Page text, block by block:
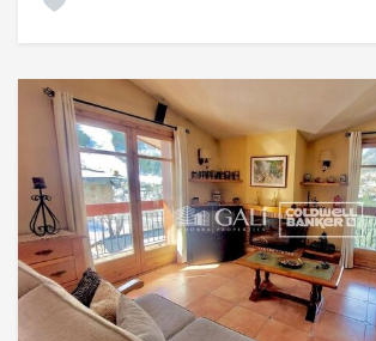
apartamento en edificio en perfecto estado
independiente equipada con horno,
campana. Con muchos armarios para
almacenamiento. Con zona separada para
lavadora/secadora. ~- 1 habitación doble
habitaciones individuales, todas con
empotrados. ~- 2 Baños completos, ambos
Salón y habitación principal muy luminosos
oeste. ~~Calefacción a gasoil con
cobraran aparte 145€ por la plaza de
contactarnos para concertar una visita~El
immobiliaria Gali se encuentra a su
#ref:04050/5210